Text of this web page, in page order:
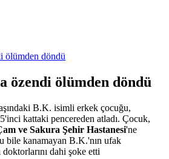
özendi ölümden döndü
B.K. isimli erkek çocuğu,
kattaki pencereden atladı. Çocuk,
ve Sakura Şehir Hastanesi'ne
bile kanamayan B.K.'nın ufak
dahi şoke etti